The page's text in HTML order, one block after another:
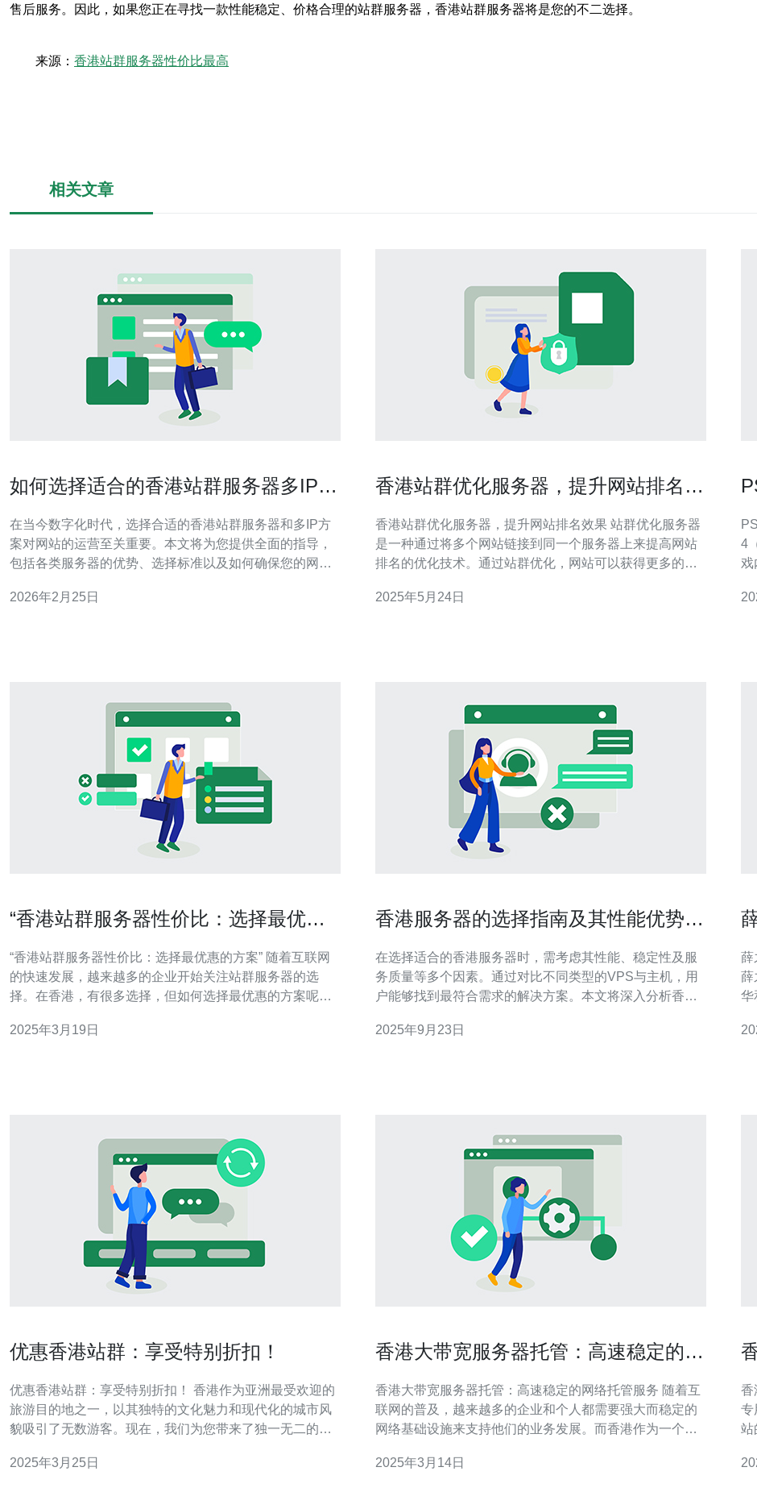
售后服务。因此，如果您正在寻找一款性能稳定、价格合理的站群服务器，香港站群服务器将是您的不二选择。
来源： 香港站群服务器性价比最高
相关文章
如何选择适合的香港站群服务器多IP方
在当今数字化时代，选择合适的香港站群服务器和多IP方
案对网站的运营至关重要。本文将为您提供全面的指导，
包括各类服务器的优势、选择标准以及如何确保您的网站
量？ 选择香港站群服务器时，首先要考虑服务器的质量。
2026年2月25日
香港站群优化服务器，提升网站排名效
香港站群优化服务器，提升网站排名效果 站群优化服务器
是一种通过将多个网站链接到同一个服务器上来提高网站
排名的优化技术。通过站群优化，网站可以获得更多的流
务器有着稳定的网络环境和优质的网络带宽，能够确保网
2025年5月24日
4
戏
游
“香港站群服务器性价比：选择最优惠
“香港站群服务器性价比：选择最优惠的方案” 随着互联网
的快速发展，越来越多的企业开始关注站群服务器的选
择。在香港，有很多选择，但如何选择最优惠的方案呢？
站群服务器方案。 在选择站群服务器之前，首先要明确自
2025年3月19日
香港服务器的选择指南及其性能优势分
在选择适合的香港服务器时，需考虑其性能、稳定性及服
务质量等多个因素。通过对比不同类型的VPS与主机，用
户能够找到最符合需求的解决方案。本文将深入分析香港
商。 服务器类型的选择 在选择香港服务器时，首先需要了
2025年9月23日
薛
薛
华
薛
优惠香港站群：享受特别折扣！
优惠香港站群：享受特别折扣！ 香港作为亚洲最受欢迎的
旅游目的地之一，以其独特的文化魅力和现代化的城市风
貌吸引了无数游客。现在，我们为您带来了独一无二的优
来自大陆还是其他国家，只要您参加我们的站群活动，您
2025年3月25日
香港大带宽服务器托管：高速稳定的网
香港大带宽服务器托管：高速稳定的网络托管服务 随着互
联网的普及，越来越多的企业和个人都需要强大而稳定的
网络基础设施来支持他们的业务发展。而香港作为一个国
带宽的服务器托管服务，成为了许多企业和个人的首选。
2025年3月14日
香
专
站
服务器